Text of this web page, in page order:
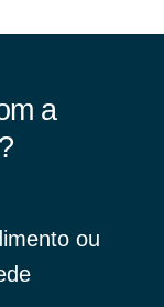
a
ou